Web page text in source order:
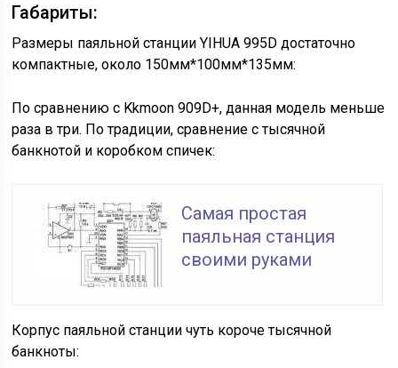
Габариты:
Размеры паяльной станции YIHUA 995D достаточно
компактные, около 150мм*100мм*135мм:
По сравнению с Kkmoon 909D+, данная модель меньше
раза в три. По традиции, сравнение с тысячной
банкнотой и коробком спичек:
Самая простая
паяльная станция
своими руками
Корпус паяльной станции чуть короче тысячной
банкноты: